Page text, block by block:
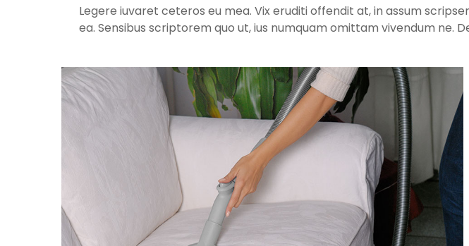
Legere iuvaret ceteros eu mea. Vix eruditi offendit at, in assum
ea. Sensibus scriptorem quo ut, ius numquam omittam vivendum ne.